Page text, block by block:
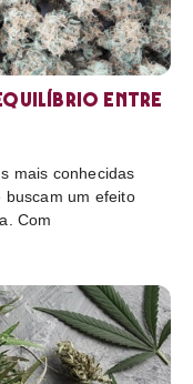
entre
mais conhecidas
buscam um efeito
Com